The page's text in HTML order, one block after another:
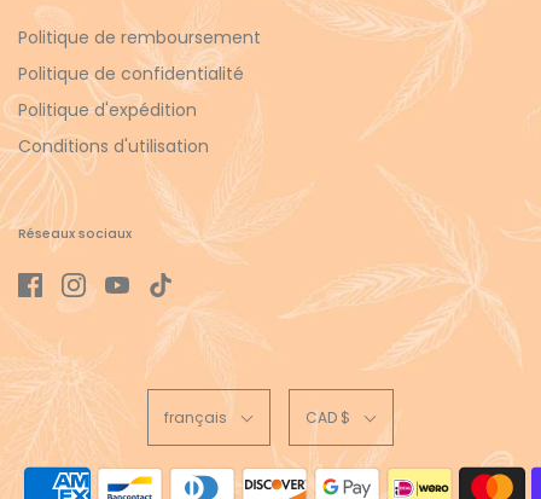
Politique de remboursement
Politique de confidentialité
Politique d'expédition
Conditions d'utilisation
Réseaux sociaux
français CAD $